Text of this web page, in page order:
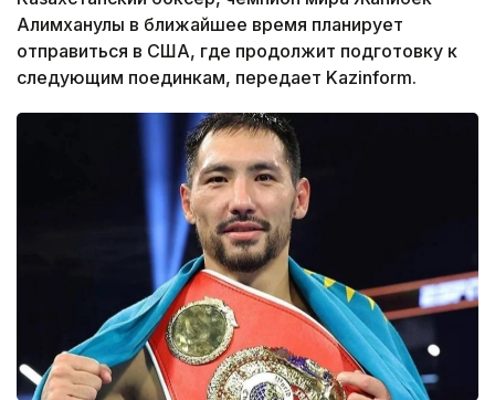
Алимханулы в ближайшее время планирует
отправиться в США, где продолжит подготовку к
следующим поединкам, передает Kazinform.